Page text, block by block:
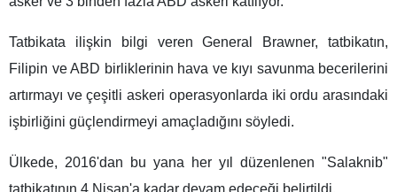
Tatbikata ilişkin bilgi veren General Brawner, tatbikatın,
Filipin ve ABD birliklerinin hava ve kıyı savunma becerilerini
artırmayı ve çeşitli askeri operasyonlarda iki ordu arasındaki
işbirliğini güçlendirmeyi amaçladığını söyledi.
Ülkede, 2016'dan bu yana her yıl düzenlenen "Salaknib"
tatbikatının 4 Nisan'a kadar devam edeceği belirtildi.